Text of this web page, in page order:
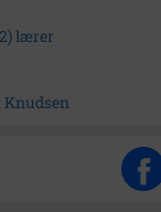
lærer
Knudsen